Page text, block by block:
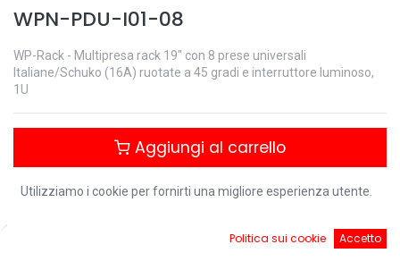
WPN-PDU-I01-08
WP-Rack - Multipresa rack 19" con 8 prese universali
Italiane/Schuko (16A) ruotate a 45 gradi e interruttore luminoso,
1U
Aggiungi al carrello
Controlla disponibilità
Utilizziamo i cookie per fornirti una migliore esperienza utente.
Politica sui cookie Accetto